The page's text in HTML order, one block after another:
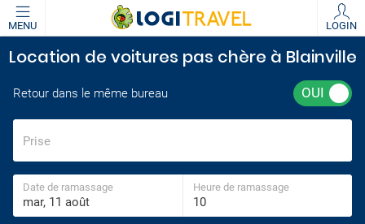
MENU LOGIN
Location de voitures pas chère à Blainville
Retour dans le même bureau
Prise
Date de ramassage Heure de ramassage